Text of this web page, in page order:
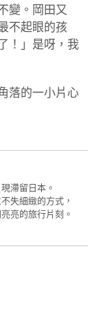
變。岡田又
不起眼的孩
！」是呀，我
落的一小片心
滯留日本。
失細緻的方式，
亮的旅行片刻。